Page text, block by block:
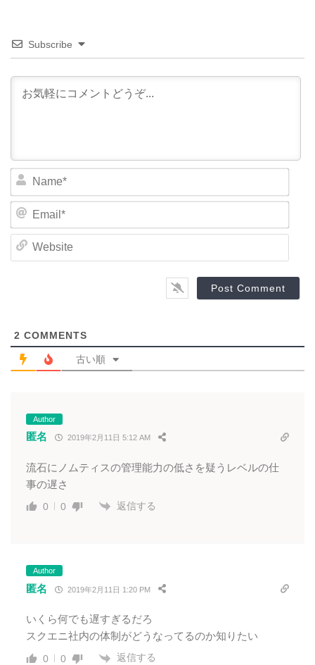
Subscribe
N
m
E
a
*b
2 COMMENTS
古い順
Author
匿名 2019年2月11日 5:12 AM
流石にノムティスの管理能力の低さを疑うレベルの仕
事の遅さ
0 0 返信する
Author
匿名 2019年2月11日 1:20 PM
いくら何でも遅すぎるだろ
スクエニ社内の体制がどうなってるのか知りたい
0 0 返信する